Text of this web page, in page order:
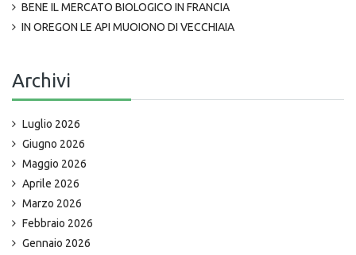
BENE IL MERCATO BIOLOGICO IN FRANCIA
IN OREGON LE API MUOIONO DI VECCHIAIA
Archivi
Luglio 2026
Giugno 2026
Maggio 2026
Aprile 2026
Marzo 2026
Febbraio 2026
Gennaio 2026